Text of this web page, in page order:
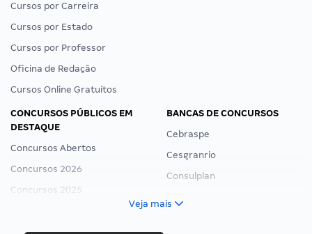
Cursos por Carreira
Cursos por Estado
Cursos por Professor
Oficina de Redação
Cursos Online Gratuitos
CONCURSOS PÚBLICOS EM
DESTAQUE
Concursos Abertos
Concursos 2026
Concursos 2025
Concurso Ibama
BANCAS DE CONCURSOS
Cebraspe
Cesgranrio
Consulplan
Veja mais